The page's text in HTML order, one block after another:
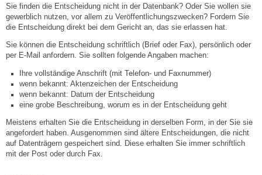
Schlepper / Traktor
Rathaus
Aktuelles
Gemeindeverwaltung
Mitarbeiter
Sie finden die Entscheidung nicht in der Datenbank? Oder Sie wollen sie
gewerblich nutzen, vor allem zu Veröffentlichungszwecken? Fordern Sie
die Entscheidung direkt bei dem Gericht an, das sie erlassen hat.
Sie können die Entscheidung schriftlich (Brief oder Fax), persönlich oder
per E-Mail anfordern. Sie sollten folgende Angaben machen:
Ihre vollständige Anschrift (mit Telefon- und Faxnummer)
wenn bekannt: Aktenzeichen der Entscheidung
wenn bekannt: Datum der Entscheidung
eine grobe Beschreibung, worum es in der Entscheidung geht
Meistens erhalten Sie die Entscheidung in derselben Form, in der Sie sie
angefordert haben. Ausgenommen sind ältere Entscheidungen, die nicht
auf Datenträgern gespeichert sind. Diese erhalten Sie immer schriftlich
mit der Post oder durch Fax.